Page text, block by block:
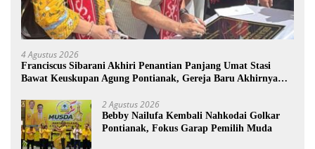
4 Agustus 2026
Franciscus Sibarani Akhiri Penantian Panjang Umat Stasi
Bawat Keuskupan Agung Pontianak, Gereja Baru Akhirnya
2 Agustus 2026
Bebby Nailufa Kembali Nahkodai Golkar
Pontianak, Fokus Garap Pemilih Muda